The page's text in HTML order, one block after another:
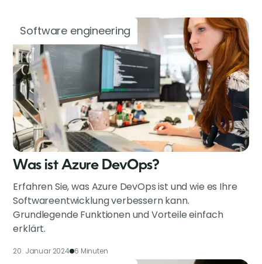
Software engineering
Was ist Azure DevOps?
Erfahren Sie, was Azure DevOps ist und wie es Ihre
Softwareentwicklung verbessern kann.
Grundlegende Funktionen und Vorteile einfach
erklärt.
20. Januar 2024 6 Minuten